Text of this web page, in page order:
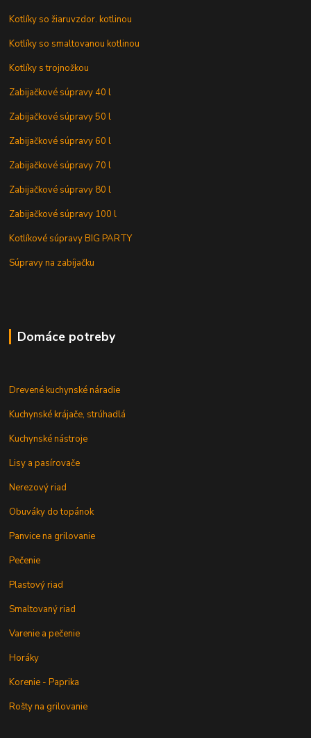
Kotlíky so žiaruvzdor. kotlinou
Kotlíky so smaltovanou kotlinou
Kotlíky s trojnožkou
Zabijačkové súpravy 40 l
Zabijačkové súpravy 50 l
Zabijačkové súpravy 60 l
Zabijačkové súpravy 70 l
Zabijačkové súpravy 80 l
Zabijačkové súpravy 100 l
Kotlíkové súpravy BIG PARTY
Súpravy na zabíjačku
Domáce potreby
Drevené kuchynské náradie
Kuchynské krájače, strúhadlá
Kuchynské nástroje
Lisy a pasírovače
Nerezový riad
Obuváky do topánok
Panvice na grilovanie
Pečenie
Plastový riad
Smaltovaný riad
Varenie a pečenie
Horáky
Korenie - Paprika
Rošty na grilovanie